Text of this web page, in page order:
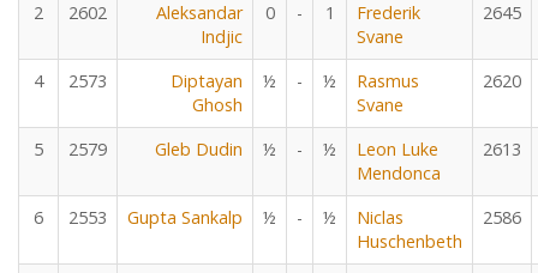
2
2602
Aleksandar
Indjic
0 - 1
Frederik
Svane
2645
4 2573
Diptayan
Ghosh
½ - ½
Rasmus
Svane
2620
5 2579 Gleb Dudin ½ - ½
Leon Luke
Mendonca
2613
6 2553 Gupta Sankalp ½ - ½
Niclas
Huschenbeth
2586